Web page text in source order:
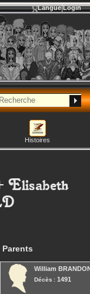
Langue Login
Histoires
Elisabeth
Parents
William
Décès : 1491